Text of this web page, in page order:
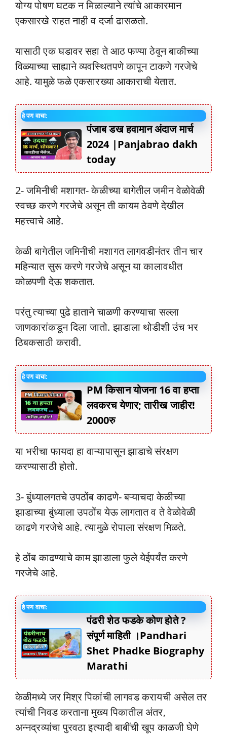
योग्य पोषण घटक न मिळाल्याने त्यांचे आकारमान
एकसारखे राहत नाही व दर्जा ढासळतो.
यासाठी एक घडावर सहा ते आठ फण्या ठेवून बाकीच्या
विळ्याच्या साह्याने व्यवस्थितपणे कापून टाकणे गरजेचे
आहे. यामुळे फळे एकसारख्या आकाराची येतात.
हे पण वाचा:
पंजाब डख हवामान अंदाज मार्च
2024 |Panjabrao dakh
today
2- जमिनीची मशागत- केळीच्या बागेतील जमीन वेळोवेळी
स्वच्छ करणे गरजेचे असून ती कायम ठेवणे देखील
महत्त्वाचे आहे.
केळी बागेतील जमिनीची मशागत लागवडीनंतर तीन चार
महिन्यात सुरू करणे गरजेचे असून या कालावधीत
कोळपणी देऊ शकतात.
परंतु त्याच्या पुढे हाताने चाळणी करण्याचा सल्ला
जाणकारांकडून दिला जातो. झाडाला थोडीशी उंच भर
ठिबकसाठी करावी.
हे पण वाचा:
PM किसान योजना 16 वा हप्ता
लवकरच येणार; तारीख जाहीर!
2000रु
या भरीचा फायदा हा वाऱ्यापासून झाडाचे संरक्षण
करण्यासाठी होतो.
3- बुंध्यालगतचे उपठोंब काढणे- बऱ्याचदा केळीच्या
झाडाच्या बुंध्याला उपठोंब येऊ लागतात व ते वेळोवेळी
काढणे गरजेचे आहे. त्यामुळे रोपाला संरक्षण मिळते.
हे ठोंब काढण्याचे काम झाडाला फुले येईपर्यंत करणे
गरजेचे आहे.
हे पण वाचा:
पंढरी शेठ फडके कोण होते ?
संपूर्ण माहिती ।Pandhari
Shet Phadke Biography
Marathi
केळीमध्ये जर मिश्र पिकांची लागवड करायची असेल तर
त्यांची निवड करताना मुख्य पिकातील अंतर,
अन्नद्रव्यांचा पुरवठा इत्यादी बाबींची खूप काळजी घेणे